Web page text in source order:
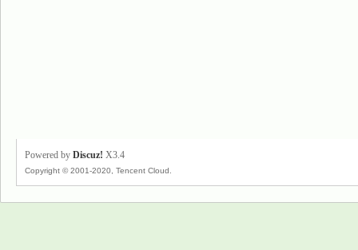
Powered by Discuz! X3.4
Copyright © 2001-2020, Tencent Cloud.